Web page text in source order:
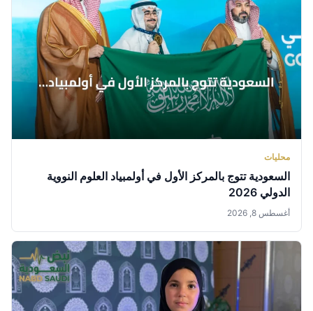
محليات
السعودية تتوج بالمركز الأول في أولمبياد العلوم النووية
الدولي 2026
أغسطس 8, 2026